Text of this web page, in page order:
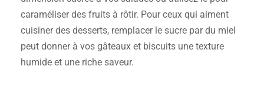
caraméliser des fruits à rôtir. Pour ceux qui aiment
cuisiner des desserts, remplacer le sucre par du miel
peut donner à vos gâteaux et biscuits une texture
humide et une riche saveur.